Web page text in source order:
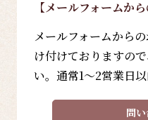
【メールフォームか
メールフォームから
け付けておりますの
い。通常1～2営業日
問